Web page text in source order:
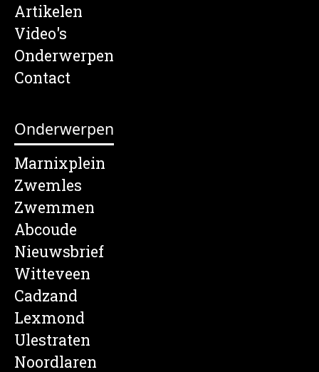
Artikelen
Video's
Onderwerpen
Contact
Onderwerpen
Marnixplein
Zwemles
Zwemmen
Abcoude
Nieuwsbrief
Witteveen
Cadzand
Lexmond
Ulestraten
Noordlaren